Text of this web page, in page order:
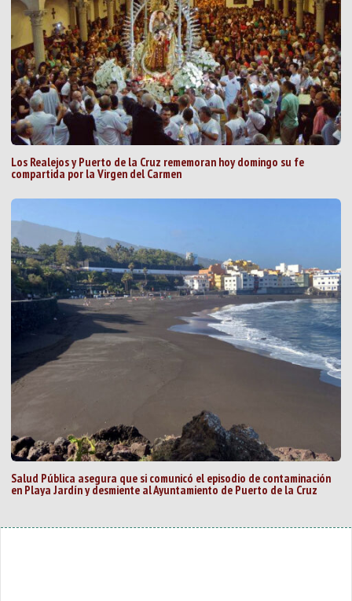
Los Realejos y Puerto de la Cruz rememoran hoy domingo su fe
compartida por la Virgen del Carmen
Salud Pública asegura que si comunicó el episodio de contaminación
en Playa Jardín y desmiente al Ayuntamiento de Puerto de la Cruz